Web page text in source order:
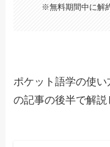
※無料期間中に解
ポケット語学の使
の記事の後半で解説